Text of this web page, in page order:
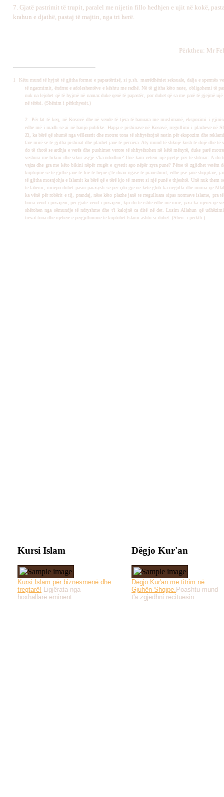
7. Gjatë pastrimit të trupit, paralel me nijetin fillo hedhjen e ujit në kokë,
krahun e djathë, pastaj të majtin, nga tri herë.
Përktheu: Mr
1
Këtu mund të hyjnë të gjitha format e papastërtisë, si p.sh. marrëdhëniet seksuale, dalja e spermës
të ngacmimit, ëndrrat e adoleshentëve e kështu me radhë. Në të gjitha këto raste, obligohemi të
nuk na lejohet që të hyjmë në namaz duke qenë të papastër, por duhet që sa me parë të gjejmë
në tërësi. (Shënim i përkthyesit.)
2
Për fat të keq, në Kosovë dhe në vende të tjera të banuara me muslimanë, ekspozimi i
edhe më i madh se ai në banjo publike. Hapja e pishinave në Kosovë, rregullimi i plazheve në
Zi, ka bërë që shumë nga vëllezerit dhe motrat tona të shfrytëzojnë rastin për ekspozim dhe
fare mirë se të gjitha pishinat dhe plazhet janë të përziera. Aty mund të shkojë kush të dojë dhe të
do të thotë se ardhja e verës dhe pushimet verore të shfrytëzohen në këtë mënyrë, duke parë
veshura me bikini dhe sikur asgjë s'ka ndodhur? Unë kam vetëm një pyetje për të shtruar: A do
vajza dhe gra me këto bikini nëpër rrugët e qytetit apo nëpër zyra pune? Përse të zgjidhet vetëm
kuptojmë se të gjithë janë të lirë të bëjnë ç'të duan ngase të pranishmit, edhe pse janë shqiptarë,
të gjitha mosnjohja e Islamit ka bërë që e tërë kjo të merret si një punë e thjeshtë. Unë nuk them
të lahemi, mirëpo duhet pasur parasysh se për çdo gjë në këtë glob ka rregulla dhe norma që
ka vënë për robërit e tij, prandaj, nëse këto plazhe janë te rregulluara sipas normave islame, pra
burra vend i posaçëm, për gratë vend i posaçëm, kjo do të ishte edhe më mirë, pasi ka njerëz që
shërohen nga sëmundje të ndryshme dhe t'i kalojnë ca ditë në det. Lusim Allahun që
trevat tona dhe njëherë e përgjithmonë të kuptohet Islami ashtu si duhet. (Shën. i përkth.)
Kursi Islam
Kursi Islam për biznesmenë dhe
tregtarë! Ligjërata nga
hoxhallarë eminent.
Dëgjo Kur'an
Dëgjo Kur'an me titrim në
Gjuhën Shqipe. Poashtu mund
t'a zgjedhni recituesin.